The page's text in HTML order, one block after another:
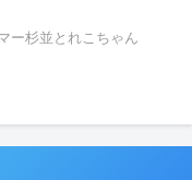
ー杉並とれこちゃん